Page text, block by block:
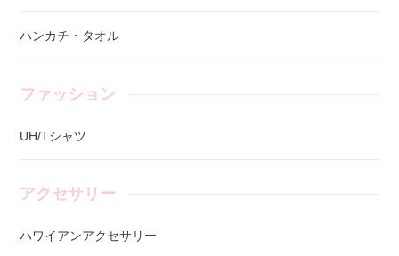
ハンカチ・タオル
ファッション
UH/Tシャツ
アクセサリー
ハワイアンアクセサリー